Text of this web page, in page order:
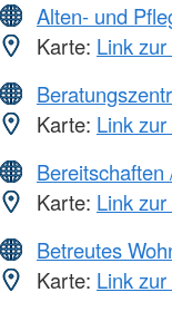
Alten- und
Karte: Link
Karte: Link
Karte: Link
Betreutes
Karte: Link